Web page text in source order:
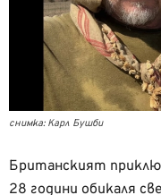
снимка: Карл Бушби
Британският
28 години обикаля